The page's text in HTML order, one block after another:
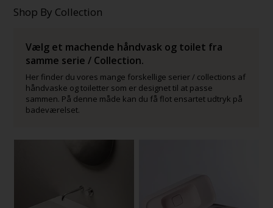
Shop By Collection
Vælg et machende håndvask og toilet fra
samme serie / Collection.
Her finder du vores mange forskellige serier / collections af
håndvaske og toiletter som er designet til at passe
sammen. På denne måde kan du få flot ensartet udtryk på
badeværelset.